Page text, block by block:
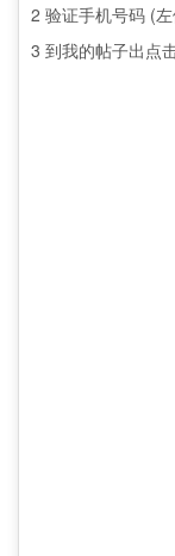
2 验证手机号码 (
3 到我的帖子出点